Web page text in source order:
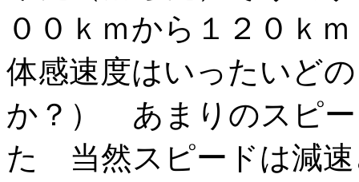
００ｋｍから１２０ｋ
体感速度はいったいど
か？） あまりのスピー
た 当然スピードは減